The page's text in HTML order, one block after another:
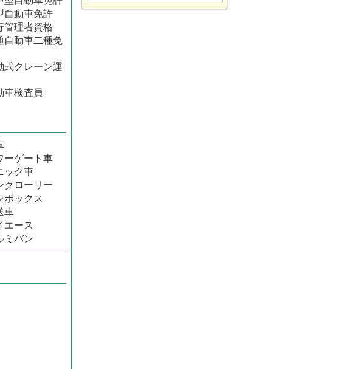
自動車免許
管理者資格
自動車二種免
式クレーン運
車検査員
ーゲート車
ック車
クローリー
ボックス
車
エース
ミバン